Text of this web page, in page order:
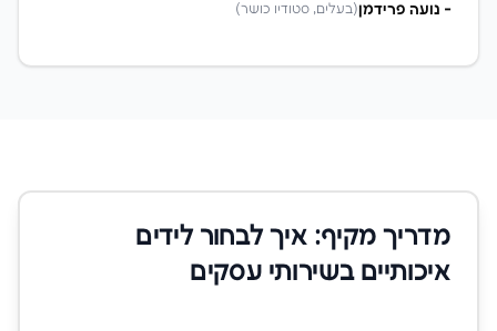
- נועה פרידמן(בעלים, סטודיו כושר)
מדריך מקיף: איך לבחור לידים
איכותיים בשירותי עסקים